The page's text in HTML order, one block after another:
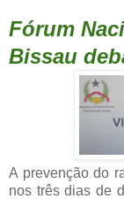
Fórum
Bissau
A prevenção do
nos três dias de